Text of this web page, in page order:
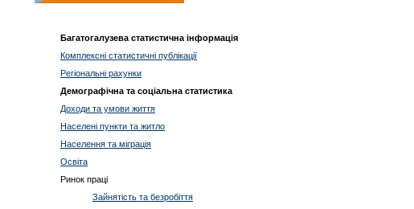
Багатогалузева статистична інформація
Комплексні статистичні публікації
Регіональні рахунки
Демографічна та соціальна статистика
Доходи та умови життя
Населені пункти та житло
Населення та міграція
Освіта
Ринок праці
Зайнятість та безробіття